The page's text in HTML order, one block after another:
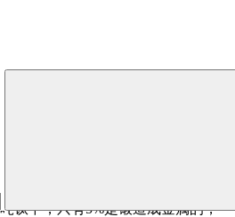
末开始下降之时，许多制造商就开
找它在商业中的闪光点，随后发现
作为运动用品。
钛中，只有5%是锻造成金属的，